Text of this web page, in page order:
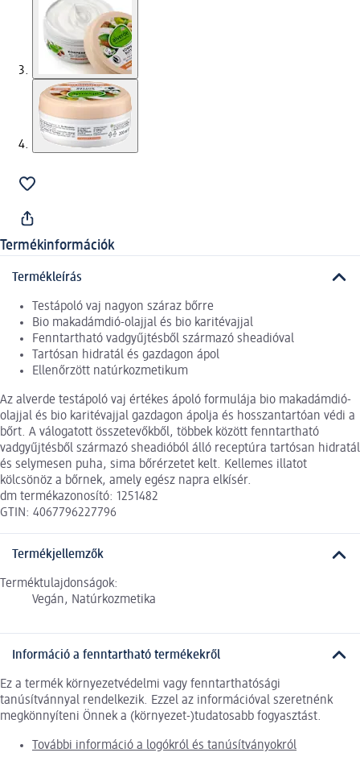
Termékinformációk
Termékleírás
Testápoló vaj nagyon száraz bőrre
Bio makadámdió-olajjal és bio karitévajjal
Fenntartható vadgyűjtésből származó sheadióval
Tartósan hidratál és gazdagon ápol
Ellenőrzött natúrkozmetikum
Az alverde testápoló vaj értékes ápoló formulája bio makadámdió-
olajjal és bio karitévajjal gazdagon ápolja és hosszantartóan védi a
bőrt. A válogatott összetevőkből, többek között fenntartható
vadgyűjtésből származó sheadióból álló receptúra tartósan hidratál
és selymesen puha, sima bőrérzetet kelt. Kellemes illatot
kölcsönöz a bőrnek, amely egész napra elkísér.
dm termékazonosító: 1251482
GTIN: 4067796227796
Termékjellemzők
Terméktulajdonságok:
Vegán, Natúrkozmetika
Információ a fenntartható termékekről
Ez a termék környezetvédelmi vagy fenntarthatósági
tanúsítvánnyal rendelkezik. Ezzel az információval szeretnénk
megkönnyíteni Önnek a (környezet-)tudatosabb fogyasztást.
További információ a logókról és tanúsítványokról